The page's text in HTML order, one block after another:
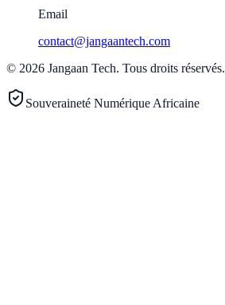
Email
contact@jangaantech.com
© 2026 Jangaan Tech. Tous droits réservés.
Souveraineté Numérique Africaine